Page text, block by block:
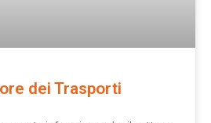
dei Trasporti